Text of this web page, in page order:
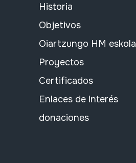
Historia
Objetivos
Oiartzungo HM eskola
Proyectos
Certificados
Enlaces de interés
donaciones